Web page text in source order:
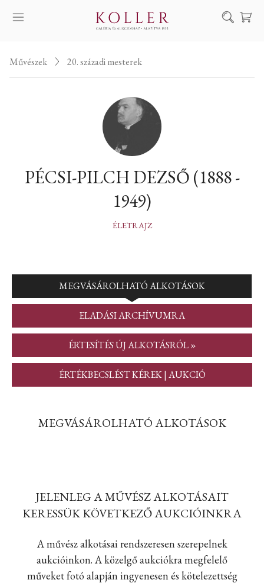
SZOLGÁLTATÁSAINK
ALKOTÁSOK
AUKCIÓ
KIÁLLÍTÁSAINK
HÍREINK
RÓLUNK
Keresés
Művészek 20. századi mesterek
PÉCSI-PILCH DEZSŐ (1888 -
1949)
ÉLETRAJZ
MEGVÁSÁROLHATÓ ALKOTÁSOK
ELADÁSI ARCHÍVUMRA
ÉRTESÍTÉS ÚJ ALKOTÁSRÓL »
ÉRTÉKBECSLÉST KÉREK | AUKCIÓ
MEGVÁSÁROLHATÓ ALKOTÁSOK
JELENLEG A MŰVÉSZ ALKOTÁSAIT
KERESSÜK KÖVETKEZŐ AUKCIÓINKRA
A művész alkotásai rendszeresen szerepelnek
aukcióinkon. A közelgő aukciókra megfelelő
műveket fotó alapján ingyenesen és kötelezettség